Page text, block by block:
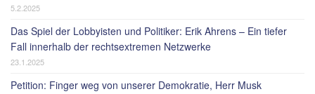
5.2.2025
Das Spiel der Lobbyisten und Politiker: Erik Ahrens – Ein tiefer
Fall innerhalb der rechtsextremen Netzwerke
23.1.2025
Petition: Finger weg von unserer Demokratie, Herr Musk